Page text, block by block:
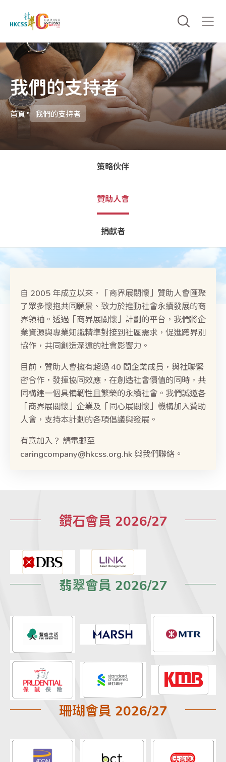
我們的支持者
首頁 我們的支持者
策略伙伴
贊助人會
捐獻者
自 2005 年成立以來，「商界展關懷」贊助人會匯聚
了眾多懷抱共同願景、致力於推動社會永續發展的商
界領袖。透過「商界展關懷」計劃的平台，我們將企
業資源與專業知識精準對接到社區需求，促進跨界別
協作，共同創造深遠的社會影響力。
目前，贊助人會擁有超過 40 間企業成員，與社聯緊
密合作，發揮協同效應，在創造社會價值的同時，共
同構建一個具備韌性且繁榮的永續社會。我們誠邀各
「商界展關懷」企業及「同心展關懷」機構加入贊助
人會，支持本計劃的各項倡議與發展。
有意加入？ 請電郵至
caringcompany@hkcss.org.hk 與我們聯絡。
鑽石會員 2026/27
翡翠會員 2026/27
珊瑚會員 2026/27